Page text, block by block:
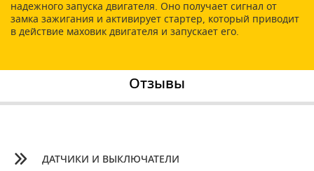
надежного запуска двигателя. Оно получает сигнал от
замка зажигания и активирует стартер, который приводит
в действие маховик двигателя и запускает его.
Отзывы
ДАТЧИКИ И ВЫКЛЮЧАТЕЛИ